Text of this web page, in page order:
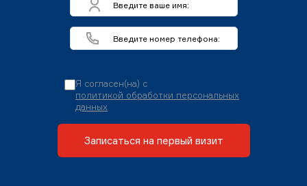
Я согласен(на) с
политикой обработки персональных
данных
Записаться на первый визит